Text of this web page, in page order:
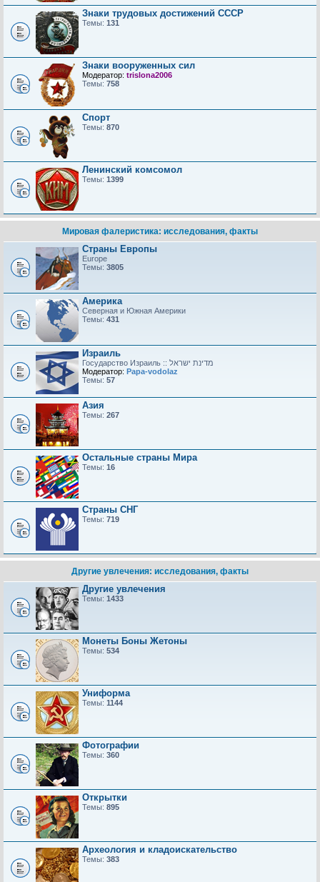
Знаки трудовых достижений CCCP
Темы: 131
Знаки вооруженных сил
Модератор: trislona2006
Темы: 758
Спорт
Темы: 870
Ленинский комсомол
Темы: 1399
Мировая фалеристика: исследования, факты
Страны Европы
Europe
Темы: 3805
Америка
Северная и Южная Америки
Темы: 431
Израиль
Модератор: Papa-vodolaz
Темы: 57
Азия
Темы: 267
Остальные страны Мира
Темы: 16
Страны СНГ
Темы: 719
Другие увлечения: исследования, факты
Другие увлечения
Темы: 1433
Монеты Боны Жетоны
Темы: 534
Униформа
Темы: 1144
Фотографии
Темы: 360
Открытки
Темы: 895
Археология и кладоискательство
Темы: 383